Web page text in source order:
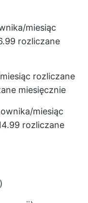
miesiąc
rozliczane
rozliczane
miesięcznie
miesiąc
rozliczane